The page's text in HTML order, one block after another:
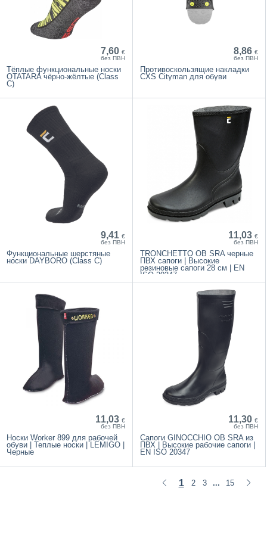
7,60 €
без ПВН
Тёплые функциональные носки
OTATARA чёрно-жёлтые (Class
C)
8,86 €
без ПВН
Противоскользящие накладки
CXS Cityman для обуви
9,41 €
без ПВН
Функциональные шерстяные
носки DAYBORO (Class C)
11,03 €
без ПВН
TRONCHETTO OB SRA черные
ПВХ сапоги | Высокие
резиновые сапоги 28 см | EN
ISO 20347
11,03 €
без ПВН
Носки Worker 899 для рабочей
обуви | Теплые носки | LEMIGO |
Черные
11,30 €
без ПВН
Сапоги GINOCCHIO OB SRA из
ПВХ | Высокие рабочие сапоги |
EN ISO 20347
1 2 3 ... 15